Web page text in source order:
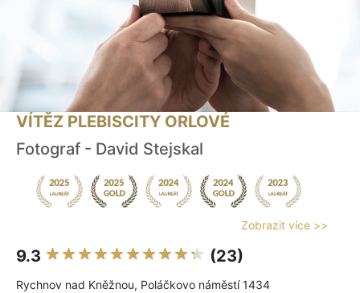
VÍTĚZ PLEBISCITY ORLOVÉ
Fotograf - David Stejskal
Zobrazit více >>
9.3 (23)
Rychnov nad Kněžnou, Poláčkovo náměstí 1434